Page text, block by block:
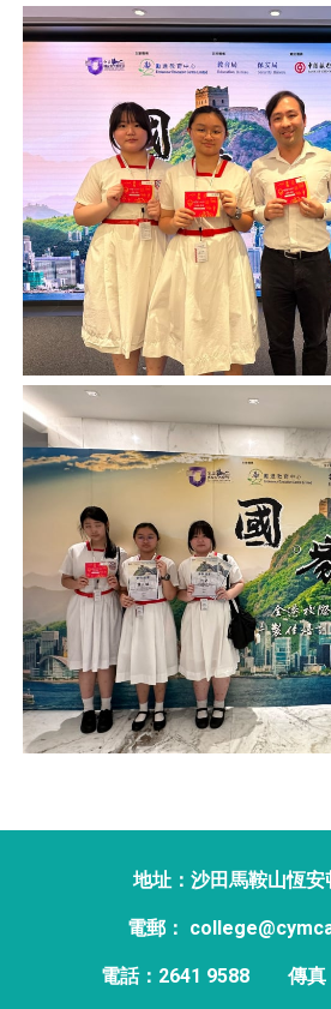
地址：沙田馬鞍山恆安
電郵：
電話：2641 9588 傳真